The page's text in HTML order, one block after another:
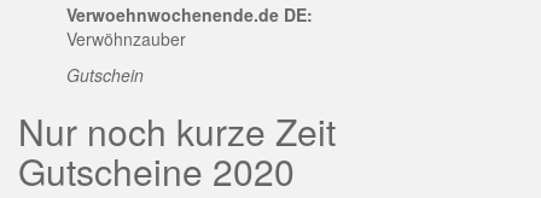
Verwoehnwochenende.de DE:
Verwöhnzauber
Gutschein
Nur noch kurze Zeit
Gutscheine 2020